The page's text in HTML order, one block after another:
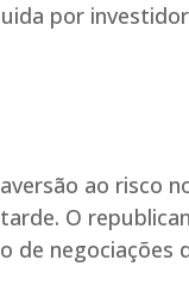
por
ao risco
O
de negociações